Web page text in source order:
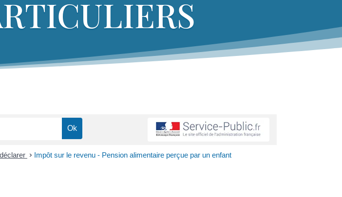
> Impôt sur le revenu - Pension alimentaire perçue par un enfant